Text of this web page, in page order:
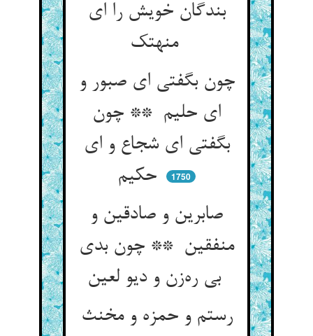
بندگان خویش را ای
منهتک
چون بگفتی ای صبور و
ای حلیم ** چون
بگفتی ای شجاع و ای
1750
صابرین و صادقین و
منفقین ** چون بدی
بی ره‌زن و دیو لعین
رستم و حمزه و مخنث